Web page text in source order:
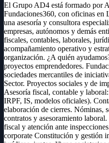
El Grupo AD4 está formado por
Fundaciones360, con oficinas
una asesoría y consultora
empresas, autónomos y demás
fiscales, contables, laborales,
acompañamiento operativo y
organización. ¿A quién
proyectos emprendedores.
sociedades mercantiles de
Sector. Proyectos sociales y de
Asesoría fiscal, contable y
IRPF, IS, modelos oficiales).
elaboración de cierres. Nóminas,
contratos y asesoramiento
fiscal y atención ante
corporate Constitución y gestión